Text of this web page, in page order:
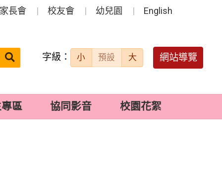
長會 校友會 幼兒園 English
搜
送出 字級： 小 預設 大 網站導覽
區 協同影音 校園花絮